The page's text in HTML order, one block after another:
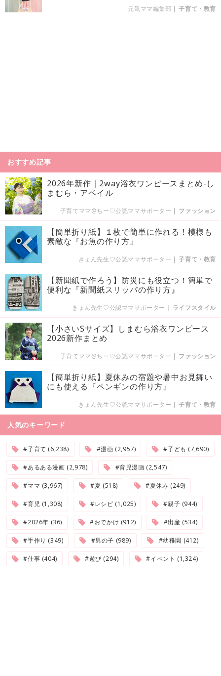
元気ママ編集部 |子育て・教育
おすすめ記事
2026年新作｜2way浴衣ワンピースまとめ-し
まむら・アベイル
子育てママ@ちー♡公認ママサポーター | ファッション
【簡単折り紙】１枚で簡単に作れる！模様も
素敵な『お魚の作り方』
きょん先生♡公認ママサポーター |子育て・教育
【新聞紙で作ろう】防災にも役立つ！簡単で
便利な『新聞紙スリッパの作り方』
きょん先生♡公認ママサポーター | ライフスタイル
【小さいSサイズ】しまむら浴衣ワンピース
2026新作まとめ
子育てママ@ちー♡公認ママサポーター | ファッション
【簡単折り紙】夏休みの宿題や暑中お見舞い
にも使える『ペンギンの作り方』
きょん先生♡公認ママサポーター |子育て・教育
人気のキーワード
#子育て (6,238) #漫画 (2,957) #子ども (7,690)
#あるある漫画 (2,978) #育児漫画 (2,547)
#ママ (3,967) #夏 (518) #夏休み (249)
#育児 (1,308) #レシピ (1,025) #親子 (944)
#2026年 (36) #おでかけ (912) #出産 (534)
#手作り (349) #男の子 (989) #幼稚園 (412)
#仕事 (404) #遊び (294) #イベント (1,324)